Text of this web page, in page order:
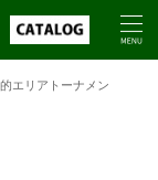
エリアトーナメン